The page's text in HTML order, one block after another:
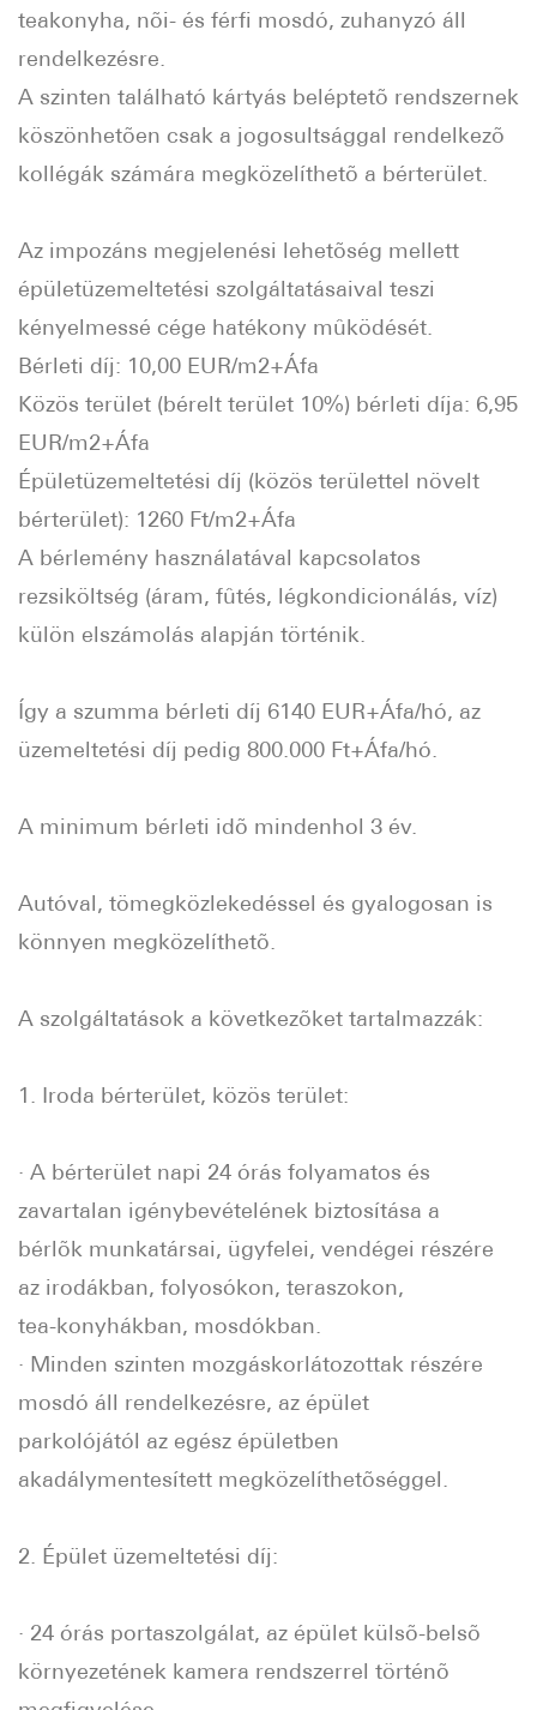
teakonyha, nõi- és férfi mosdó, zuhanyzó áll
rendelkezésre.
A szinten található kártyás beléptetõ rendszernek
köszönhetõen csak a jogosultsággal rendelkezõ
kollégák számára megközelíthetõ a bérterület.
Az impozáns megjelenési lehetõség mellett
épületüzemeltetési szolgáltatásaival teszi
kényelmessé cége hatékony mûködését.
Bérleti díj: 10,00 EUR/m2+Áfa
Közös terület (bérelt terület 10%) bérleti díja: 6,95
EUR/m2+Áfa
Épületüzemeltetési díj (közös területtel növelt
bérterület): 1260 Ft/m2+Áfa
A bérlemény használatával kapcsolatos
rezsiköltség (áram, fûtés, légkondicionálás, víz)
külön elszámolás alapján történik.
Így a szumma bérleti díj 6140 EUR+Áfa/hó, az
üzemeltetési díj pedig 800.000 Ft+Áfa/hó.
A minimum bérleti idõ mindenhol 3 év.
Autóval, tömegközlekedéssel és gyalogosan is
könnyen megközelíthetõ.
A szolgáltatások a következõket tartalmazzák:
1. Iroda bérterület, közös terület:
· A bérterület napi 24 órás folyamatos és
zavartalan igénybevételének biztosítása a
bérlõk munkatársai, ügyfelei, vendégei részére
az irodákban, folyosókon, teraszokon,
tea-konyhákban, mosdókban.
· Minden szinten mozgáskorlátozottak részére
mosdó áll rendelkezésre, az épület
parkolójától az egész épületben
akadálymentesített megközelíthetõséggel.
2. Épület üzemeltetési díj:
· 24 órás portaszolgálat, az épület külsõ-belsõ
környezetének kamera rendszerrel történõ